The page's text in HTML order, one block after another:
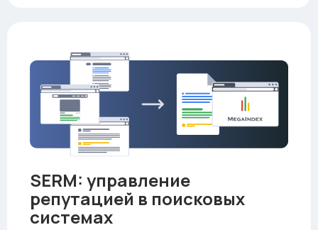
SERM: управление
репутацией в поисковых
системах